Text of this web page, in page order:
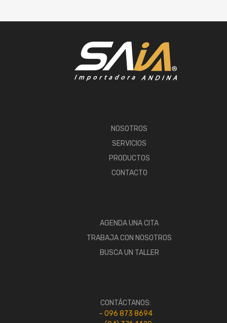
NOSOTROS
SERVICIOS
PRODUCTOS
CONTACTO
AGENDA UNA CITA
TRABAJA CON NOSOTROS
BUSCA UN TALLER
CONTÁCTANOS:
– 096 873 8694